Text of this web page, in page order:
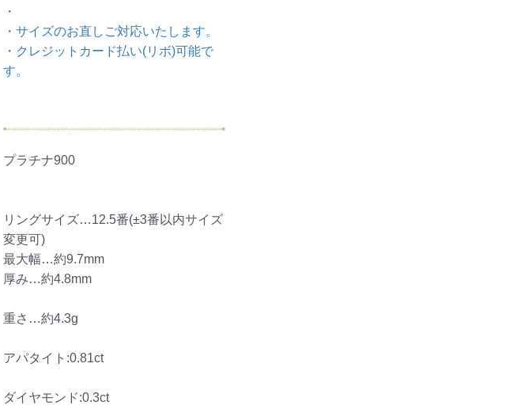
・
・ サイズのお直しご対応いたします。
・ クレジットカード払い(リボ)可能で
す。
プラチナ900
リングサイズ…12.5番(±3番以内サイズ
変更可)
最大幅…約9.7mm
厚み…約4.8mm
重さ…約4.3g
アパタイト:0.81ct
ダイヤモンド:0.3ct